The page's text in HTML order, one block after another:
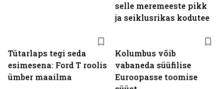
selle meremeeste pikk
ja seiklusrikas kodutee
Tütarlaps tegi seda
esimesena: Ford T roolis
ümber maailma
Kolumbus võib
vabaneda süüfilise
Euroopasse toomise